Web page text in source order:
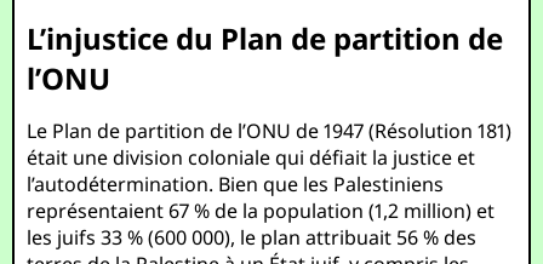
L’injustice du Plan de partition de
l’ONU
Le Plan de partition de l’ONU de 1947 (Résolution 181)
était une division coloniale qui défiait la justice et
l’autodétermination. Bien que les Palestiniens
représentaient 67 % de la population (1,2 million) et
les juifs 33 % (600 000), le plan attribuait 56 % des